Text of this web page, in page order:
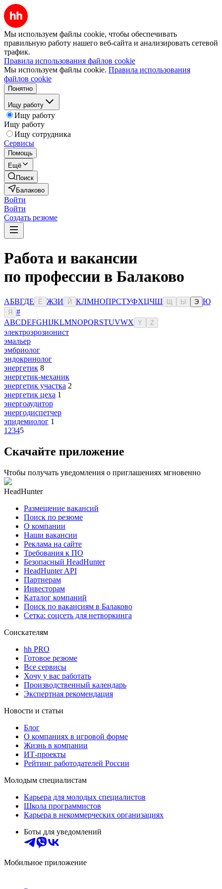
Мы используем файлы cookie, чтобы обеспечивать
правильную работу нашего веб-сайта и анализировать сетевой
трафик.
Правила использования файлов cookie
Мы используем файлы cookie. Правила использования
файлов cookie
Понятно
Ищу работу
Ищу работу
Ищу работу
Ищу сотрудника
Сервисы
Помощь
Ещё
Поиск
Балаково
Войти
Войти
Создать резюме
Работа и вакансии
по профессии в Балаково
АБВГДЕ Ё ЖЗИ Й КЛМНОПРСТУФХЦЧШ Ы Э Ю
Я
#
ABCDEFGHIJKLMNOPQRSTUVWX Y Z
электроэрозионист
эмальер
эмбриолог
эндокринолог
энергетик 8
энергетик-механик
энергетик участка 2
энергетик цеха 1
энергоаудитор
энергодиспетчер
эпидемиолог 1
1 2345
Скачайте приложение
Чтобы получать уведомления о приглашениях мгновенно
HeadHunter
Размещение вакансий
Поиск по резюме
О компании
Наши вакансии
Реклама на сайте
Требования к ПО
Безопасный HeadHunter
HeadHunter API
Партнерам
Инвесторам
Каталог компаний
Поиск по вакансиям в Балаково
Сетка: соцсеть для нетворкинга
Соискателям
hh PRO
Готовое резюме
Все сервисы
Хочу у вас работать
Производственный календарь
Экспертная рекомендация
Новости и статьи
Блог
О компаниях в игровой форме
Жизнь в компании
ИТ-проекты
Рейтинг работодателей России
Молодым специалистам
Карьера для молодых специалистов
Школа программистов
Карьера в некоммерческих организациях
Боты для уведомлений
Мобильное приложение